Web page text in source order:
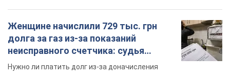
Женщине начислили 729 тыс. грн
долга за газ из-за показаний
неисправного счетчика: судья
вынес неожиданное решение
Нужно ли платить долг из-за доначисления